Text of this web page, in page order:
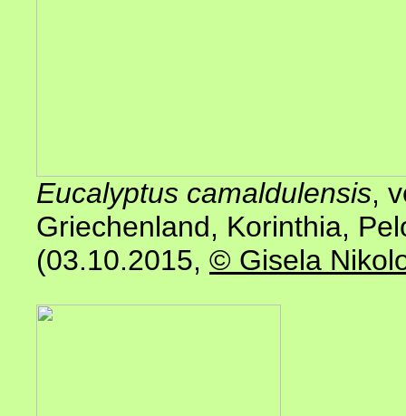
Eucalyptus camaldulensis,
Griechenland, Korinthia,
(03.10.2015, © Gisela